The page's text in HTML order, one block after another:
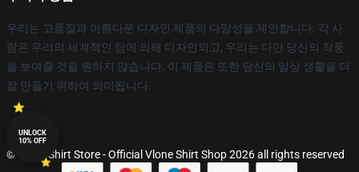
우리는 고품질과 아름다운 디자인 제품의 다양성을 제안합니다. 각 사
람은 우리의 세계적인 팀에 의해 디자인되고, 우리는 다만 당신의 작풍
을 보여줄 것을 원하지 않습니다. 이 제품은 또한 당신의 일상 생활을 더
잘 만들기 위하여 의미됩니다.
© Vlone Shirt Store - Official Vlone Shirt Shop 2026 all rights reserved
UNLOCK
10% OFF